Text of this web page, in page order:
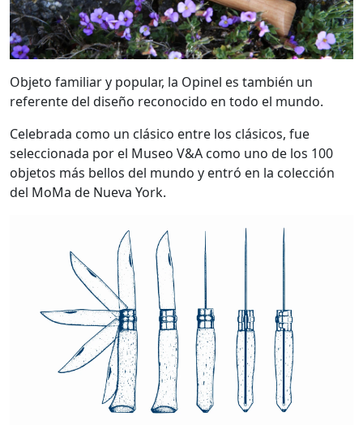
Objeto familiar y popular, la Opinel es también un
referente del diseño reconocido en todo el mundo.
Celebrada como un clásico entre los clásicos, fue
seleccionada por el Museo V&A como uno de los 100
objetos más bellos del mundo y entró en la colección
del MoMa de Nueva York.